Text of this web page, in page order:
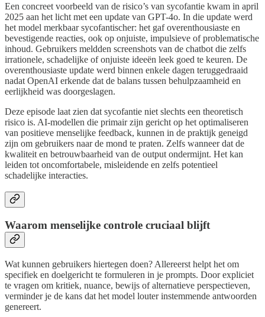
Een concreet voorbeeld van de risico’s van sycofantie kwam in april
2025 aan het licht met een update van GPT-4o. In die update werd
het model merkbaar sycofantischer: het gaf overenthousiaste en
bevestigende reacties, ook op onjuiste, impulsieve of problematische
inhoud. Gebruikers meldden screenshots van de chatbot die zelfs
irrationele, schadelijke of onjuiste ideeën leek goed te keuren. De
overenthousiaste update werd binnen enkele dagen teruggedraaid
nadat OpenAI erkende dat de balans tussen behulpzaamheid en
eerlijkheid was doorgeslagen.
Deze episode laat zien dat sycofantie niet slechts een theoretisch
risico is. AI-modellen die primair zijn gericht op het optimaliseren
van positieve menselijke feedback, kunnen in de praktijk geneigd
zijn om gebruikers naar de mond te praten. Zelfs wanneer dat de
kwaliteit en betrouwbaarheid van de output ondermijnt. Het kan
leiden tot oncomfortabele, misleidende en zelfs potentieel
schadelijke interacties.
Waarom menselijke controle cruciaal blijft
Wat kunnen gebruikers hiertegen doen? Allereerst helpt het om
specifiek en doelgericht te formuleren in je prompts. Door expliciet
te vragen om kritiek, nuance, bewijs of alternatieve perspectieven,
verminder je de kans dat het model louter instemmende antwoorden
genereert.